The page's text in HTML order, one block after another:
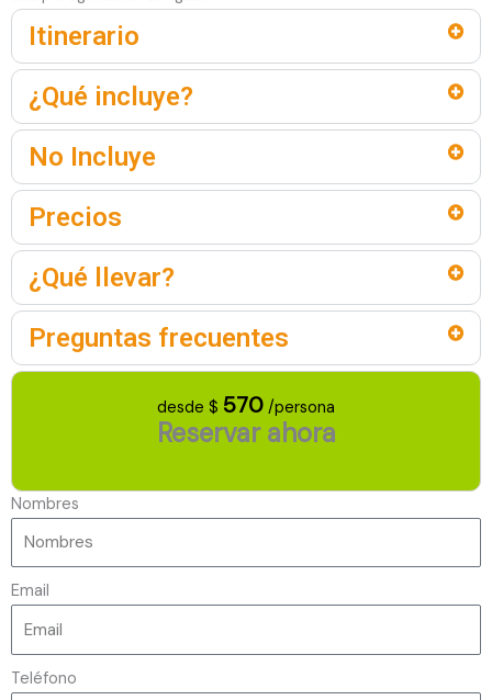
Itinerario
¿Qué incluye?
No Incluye
Precios
¿Qué llevar?
Preguntas frecuentes
desde $ 570 /persona
Reservar ahora
Nombres
Email
Teléfono